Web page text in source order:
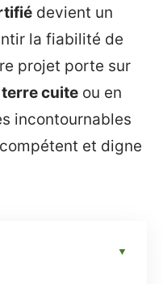
devient un
la fiabilité de
projet porte sur
cuite ou en
incontournables
et digne